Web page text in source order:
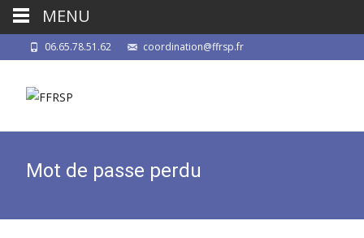
06.65.78.51.62 coordination@ffrsp.fr
Mot de passe perdu
MENU